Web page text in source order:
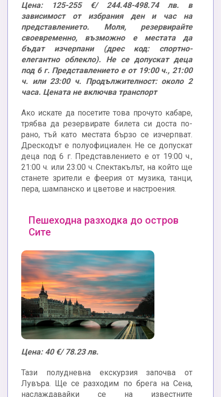
Цена: 125-255 €/ 244.48-498.74 лв. в
зависимост от избрания ден и час на
представлението. Моля, резервирайте
своевременно, възможно е местата да
бъдат изчерпани (дрес код: спортно-
елегантно облекло). Не се допускат деца
под 6 г. Представлението е от 19:00 ч., 21:00
ч. или 23:00 ч. Продължителност: около 2
часа. Цената не включва транспорт
Ако искате да посетите това прочуто кабаре,
трябва да резервирате билета си доста по-
рано, тъй като местата бързо се изчерпват.
Дрескодът е полуофициален. Не се допускат
деца под 6 г. Представлението е от 19:00 ч.,
21:00 ч. или 23:00 ч. Спектакълът, на който ще
станете зрители е феерия от музика, танци,
пера, шампанско и цветове и настроения.
Пешеходна разходка до остров
Сите
Цена: 40 €/ 78.23 лв.
Тази полудневна екскурзия започва от
Лувъра. Ще се разходим по брега на Сена,
наслаждавайки се на известните